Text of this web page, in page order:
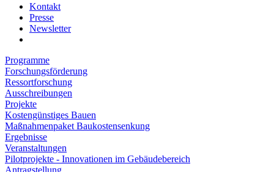
Kontakt
Presse
Newsletter
Programme
Forschungsförderung
Ressortforschung
Ausschreibungen
Projekte
Kostengünstiges Bauen
Maßnahmenpaket Baukostensenkung
Ergebnisse
Veranstaltungen
Pilotprojekte - Innovationen im Gebäudebereich
Antragstellung